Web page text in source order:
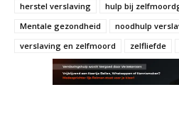
herstel verslaving
hulp bij
Mentale gezondheid
noodhulp
verslaving en zelfmoord
zelfliefde